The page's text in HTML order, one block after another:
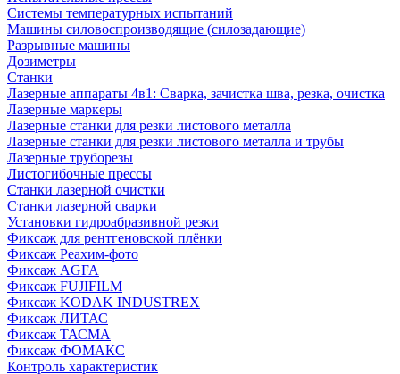
Системы температурных испытаний
Машины силовоспроизводящие (силозадающие)
Разрывные машины
Дозиметры
Станки
Лазерные аппараты 4в1: Сварка, зачистка шва, резка, очистка
Лазерные маркеры
Лазерные станки для резки листового металла
Лазерные станки для резки листового металла и трубы
Лазерные труборезы
Листогибочные прессы
Станки лазерной очистки
Станки лазерной сварки
Установки гидроабразивной резки
Фиксаж для рентгеновской плёнки
Фиксаж Реахим-фото
Фиксаж AGFA
Фиксаж FUJIFILM
Фиксаж KODAK INDUSTREX
Фиксаж ЛИТАС
Фиксаж ТАСМА
Фиксаж ФОМАКС
Контроль характеристик